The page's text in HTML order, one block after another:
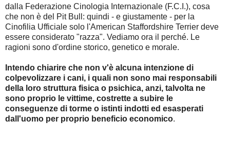
dalla Federazione Cinologia Internazionale (F.C.I.), cosa
che non è del Pit Bull: quindi - e giustamente - per la
Cinofilia Ufficiale solo l'American Staffordshire Terrier deve
essere considerato "razza". Vediamo ora il perché. Le
ragioni sono d'ordine storico, genetico e morale.
Intendo chiarire che non v'è alcuna intenzione di
colpevolizzare i cani, i quali non sono mai responsabili
della loro struttura fisica o psichica, anzi, talvolta ne
sono proprio le vittime, costrette a subire le
conseguenze di torme o istinti indotti ed esasperati
dall'uomo per proprio beneficio economico.